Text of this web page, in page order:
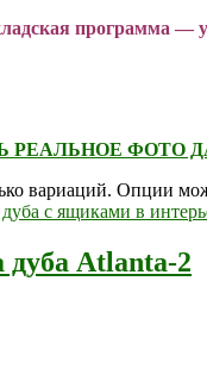
программа —
РЕАЛЬНОЕ ФОТО
вариаций. Опции
Atlanta-2